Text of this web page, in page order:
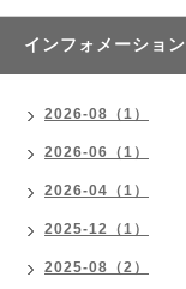
インフォメーション
2026-08（1）
2026-06（1）
2026-04（1）
2025-12（1）
2025-08（2）